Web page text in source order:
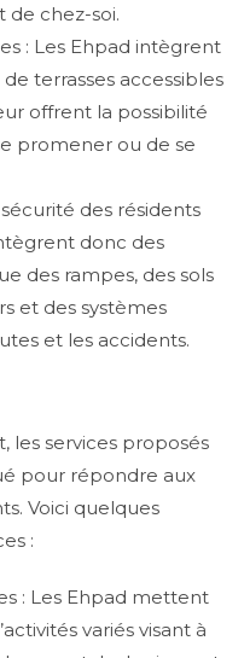
chez-soi.
: Les Ehpad intègrent
terrasses accessibles
offrent la possibilité
promener ou de se
des résidents
donc des
des rampes, des sols
et des systèmes
et les accidents.
les services proposés
pour répondre aux
Voici quelques
:
: Les Ehpad mettent
variés visant à